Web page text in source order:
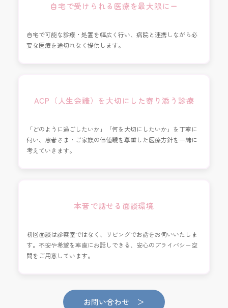
自宅で受けられる医療を最大限にー
自宅で可能な診療・処置を幅広く行い、病院と連携しながら必
要な医療を途切れなく提供します。
ACP（人生会議）を大切にした寄り添う診療
「どのように過ごしたいか」「何を大切にしたいか」を丁寧に
伺い、患者さま・ご家族の価値観を尊重した医療方針を一緒に
考えていきます。
本音で話せる面談環境
初回面談は診察室ではなく、リビングでお話をお伺いいたしま
す。不安や希望を率直にお話しできる、安心のプライバシー空
間をご用意しています。
お問い合わせ ＞